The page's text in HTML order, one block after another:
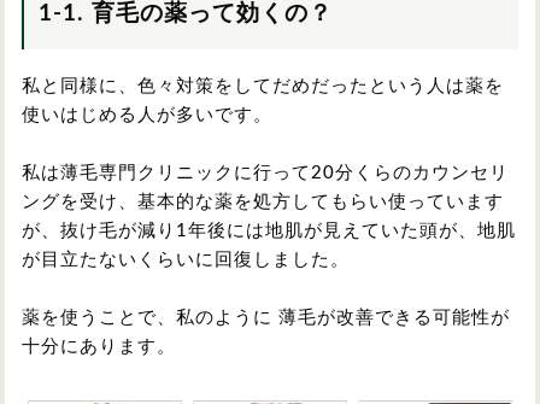
1-1. 育毛の薬って効くの？
私と同様に、色々対策をしてだめだったという人は薬を
使いはじめる人が多いです。
私は薄毛専門クリニックに行って20分くらのカウンセリ
ングを受け、基本的な薬を処方してもらい使っています
が、抜け毛が減り1年後には地肌が見えていた頭が、地肌
が目立たないくらいに回復しました。
薬を使うことで、私のように 薄毛が改善できる可能性が
十分にあります。